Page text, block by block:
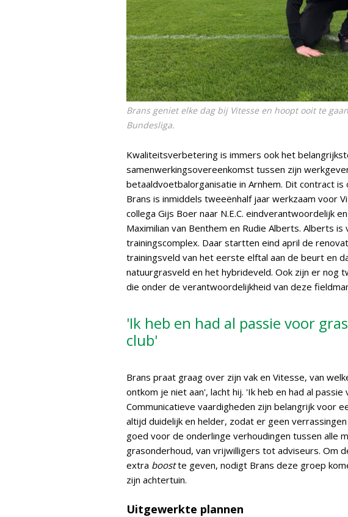
Brans geniet elke dag bij Vitesse en hoopt ooit te
Bundesliga.
Kwaliteitsverbetering is immers ook het
samenwerkingsovereenkomst tussen zijn
betaaldvoetbalorganisatie in Arnhem. Dit contract
Brans is inmiddels tweeënhalf jaar werkzaam voor
collega Gijs Boer naar N.E.C. eindverantwoordelijk
Maximilian van Benthem en Rudie Alberts. Alberts
trainingscomplex. Daar startten eind april de
trainingsveld van het eerste elftal aan de beurt en
natuurgrasveld en het hybrideveld. Ook zijn er nog
die onder de verantwoordelijkheid van deze
'Ik heb en had al passie voor
club'
Brans praat graag over zijn vak en Vitesse, van
ontkom je niet aan', lacht hij. 'Ik heb en had al
Communicatieve vaardigheden zijn belangrijk voor
altijd duidelijk en helder, zodat er geen
goed voor de onderlinge verhoudingen tussen alle
grasonderhoud, van vrijwilligers tot adviseurs. Om
extra boostte geven, nodigt Brans deze groep
zijn achtertuin.
Uitgewerkte plannen